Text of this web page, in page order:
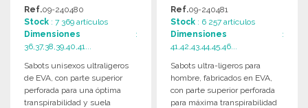
Ref.09-240480
Stock : 7 369 artículos
Dimensiones :
36,37,38,39,40,41...
Sabots unisexos ultraligeros
de EVA, con parte superior
perforada para una óptima
transpirabilidad y suela
PRECIOS DE
MAYORISTA
Ref.09-240481
Stock : 6 257 artículos
Dimensiones :
41,42,43,44,45,46...
Sabots ultra-ligeros para
hombre, fabricados en EVA,
con parte superior perforada
para máxima transpirabilidad